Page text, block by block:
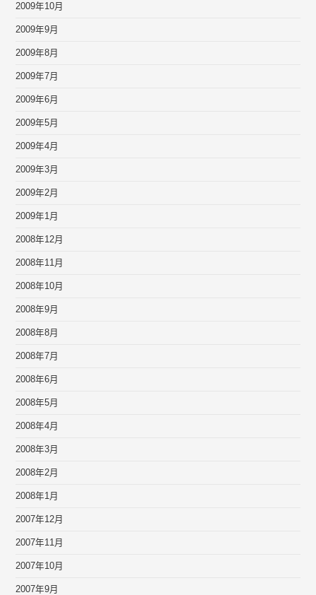
2009年10月
2009年9月
2009年8月
2009年7月
2009年6月
2009年5月
2009年4月
2009年3月
2009年2月
2009年1月
2008年12月
2008年11月
2008年10月
2008年9月
2008年8月
2008年7月
2008年6月
2008年5月
2008年4月
2008年3月
2008年2月
2008年1月
2007年12月
2007年11月
2007年10月
2007年9月